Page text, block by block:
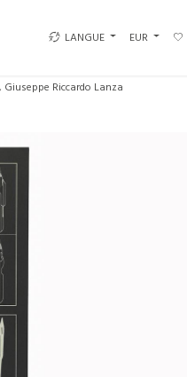
LANGUE EUR
Riccardo Lanza